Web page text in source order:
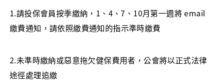
1.請投保會員按季繳納，1、4、7、10月第一週將 email
繳費通知，請依照繳費通知的指示準時繳費
2.未準時繳納或惡意拖欠健保費用者，公會將以正式法律
途徑處理追繳